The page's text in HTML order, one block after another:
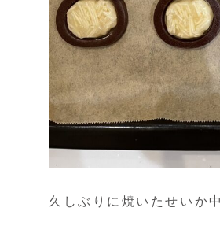
久しぶりに焼いたせいか